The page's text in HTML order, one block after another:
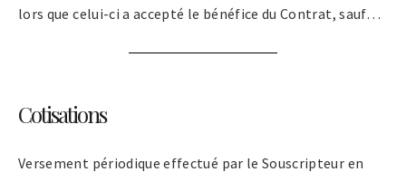
lors que celui-ci a accepté le bénéfice du Contrat, sauf…
Cotisations
Versement périodique effectué par le Souscripteur en